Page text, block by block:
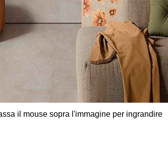
il mouse sopra l'immagine per ingrandire